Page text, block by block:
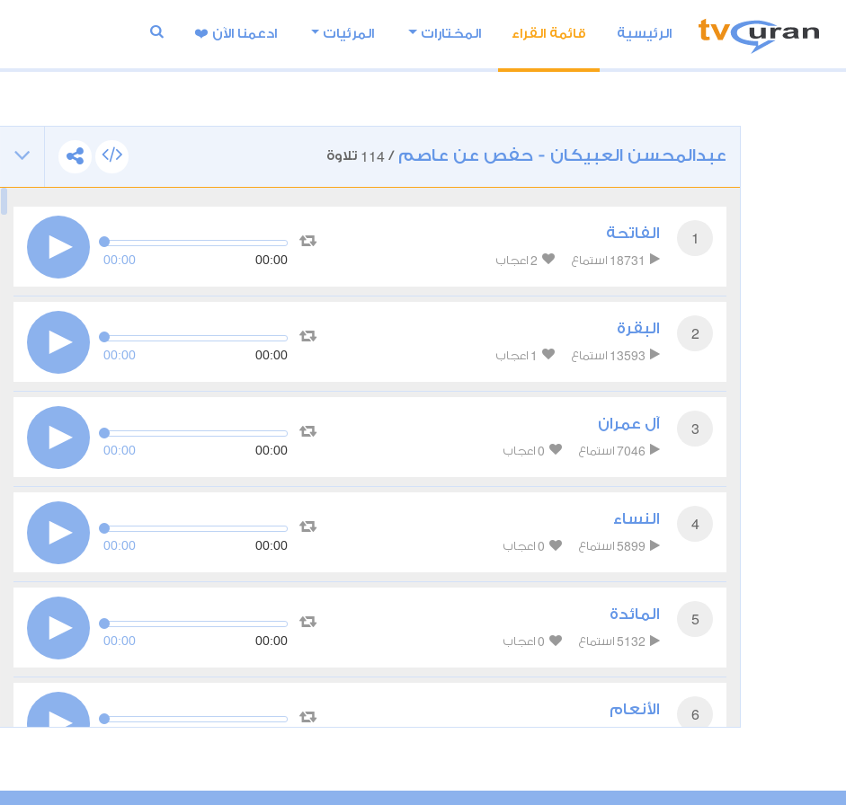
الرئيسية قائمة القراء المختارات المرئيات ادعمنا اﻵن ❤️
عبدالمحسن العبيكان - حفص عن عاصم /
114 تلاوة
1 الفاتحة
18731 استماع 2 اعجاب 00:00 00:00
2 البقرة
13593 استماع 1 اعجاب 00:00 00:00
3 آل عمران
7046 استماع 0 اعجاب 00:00 00:00
4 النساء
5899 استماع 0 اعجاب 00:00 00:00
5 المائدة
5132 استماع 0 اعجاب 00:00 00:00
6 الأنعام